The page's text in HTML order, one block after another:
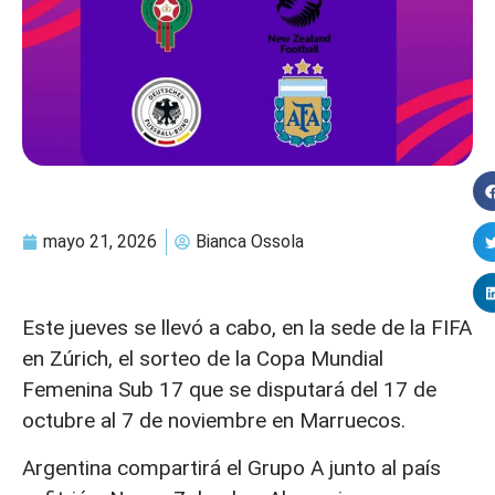
mayo 21, 2026 Bianca Ossola
Este jueves se llevó a cabo, en la sede de la FIFA
en Zúrich, el sorteo de la Copa Mundial
Femenina Sub 17 que se disputará del 17 de
octubre al 7 de noviembre en Marruecos.
Argentina compartirá el Grupo A junto al país